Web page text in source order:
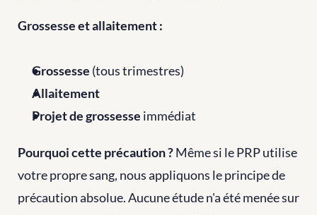
Grossesse et allaitement :
Grossesse (tous trimestres)
Allaitement
Projet de grossesse immédiat
Pourquoi cette précaution ? Même si le PRP utilise
votre propre sang, nous appliquons le principe de
précaution absolue. Aucune étude n'a été menée sur